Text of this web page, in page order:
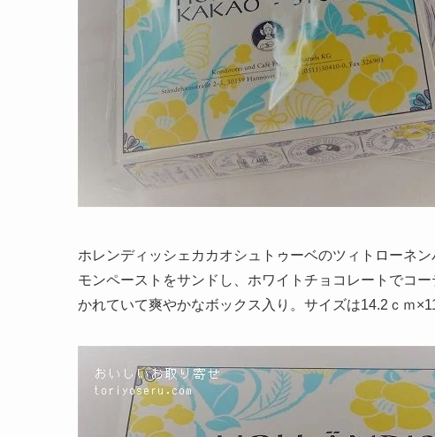
ホレンディッシェカカオシュトゥーベのツィトローネ
モンペーストをサンドし、ホワイトチョコレートでコ
かれていて爽やかなボックス入り。サイズは14.2ｃｍ